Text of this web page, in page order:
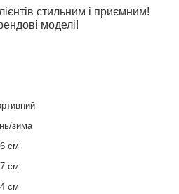
стильним і приємним!
моделі!
зима
см
см
см